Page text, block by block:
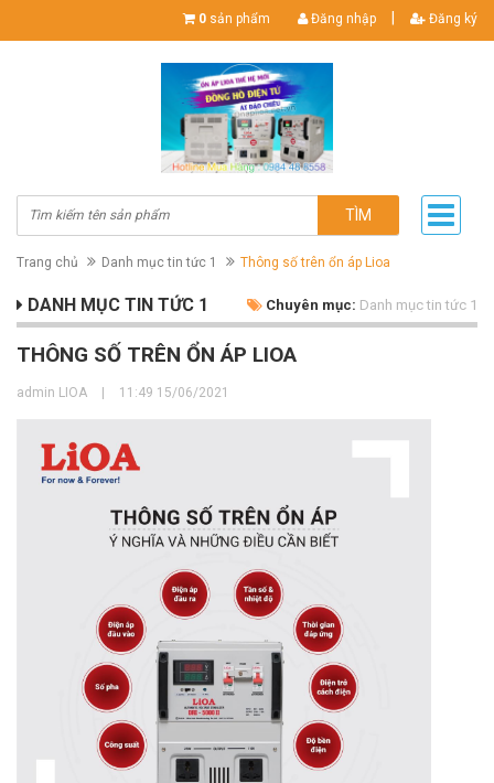
0 sản phẩm Đăng nhập Đăng ký
TÌM
Trang chủ Danh mục tin tức 1 Thông số trên ổn áp Lioa
DANH MỤC TIN TỨC 1 Chuyên mục: Danh mục tin tức 1
THÔNG SỐ TRÊN ỔN ÁP LIOA
admin LIOA 11:49 15/06/2021